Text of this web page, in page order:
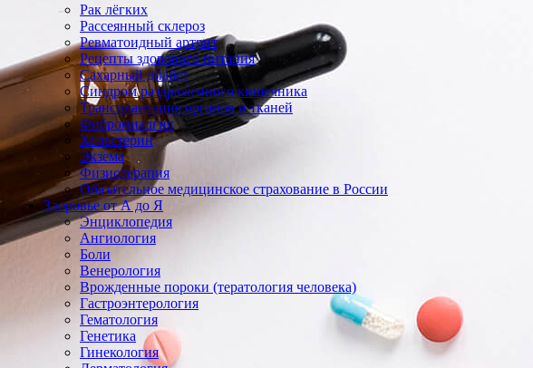
Рак лёгких
Рассеянный склероз
Ревматоидный артрит
Рецепты здорового питания
Сахарный диабет
Синдром раздраженного кишечника
Трансплантация органов и тканей
Фибромиалгия
Холестерин
Экзема
Физиотерапия
Обязательное медицинское страхование в России
Здоровье от А до Я
Энциклопедия
Ангиология
Боли
Венерология
Врожденные пороки (тератология человека)
Гастроэнтерология
Гематология
Генетика
Гинекология